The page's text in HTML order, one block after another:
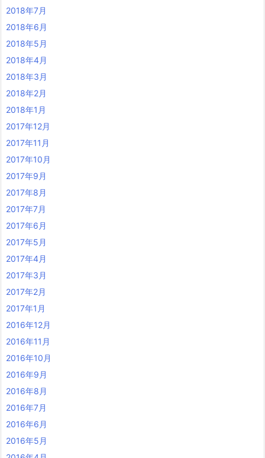
2018年7月
2018年6月
2018年5月
2018年4月
2018年3月
2018年2月
2018年1月
2017年12月
2017年11月
2017年10月
2017年9月
2017年8月
2017年7月
2017年6月
2017年5月
2017年4月
2017年3月
2017年2月
2017年1月
2016年12月
2016年11月
2016年10月
2016年9月
2016年8月
2016年7月
2016年6月
2016年5月